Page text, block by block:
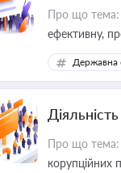
Про що тема:
ефективну,
Державна
Про що тема:
корупційних